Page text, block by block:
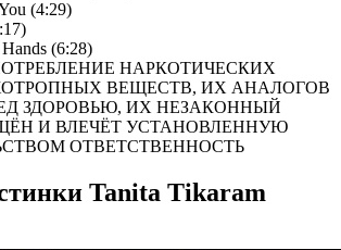
(4:29)
(6:28)
НАРКОТИЧЕСКИХ
ВЕЩЕСТВ, ИХ АНАЛОГОВ
ЗДОРОВЬЮ, ИХ НЕЗАКОННЫЙ
И ВЛЕЧЁТ УСТАНОВЛЕННУЮ
ОТВЕТСТВЕННОСТЬ
Tanita Tikaram